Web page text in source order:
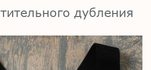
дубления